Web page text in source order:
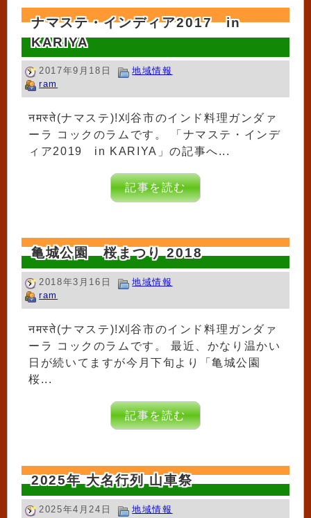
ナマステ・インディア2017 in
KARIYA
2017年9月18日
地域情報
ram
नमस्ते(ナマステ)!刈谷市のインド料理ガンダァ
ーラ コックのラムです。 「ナマステ・インデ
ィア2019 in KARIYA」の記事へ...
記事を読む
亀城公園 桜まつり 2018
2018年3月16日
地域情報
ram
नमस्ते(ナマステ)!刈谷市のインド料理ガンダァ
ーラ コックのラムです。 最近、かなり温かい
日が続いてますが今月下旬より「亀城公園
桜...
記事を読む
2025年 大名行列 山車祭
2025年4月24日
地域情報